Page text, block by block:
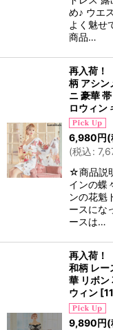
め♪ ウエ
よく魅せ
商品…
再入荷！
柄 アシン
ニ 豪華
ロウィン
6,980円(
(税込:
☆商品説
インの蝶
ンの花魁
ースにな
ースは…
再入荷！
和柄 レー
華 リボン
ウィン [
9,890円(